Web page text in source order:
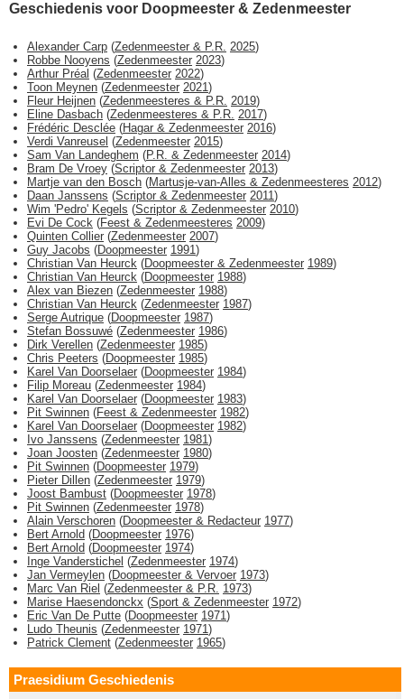
Geschiedenis voor Doopmeester & Zedenmeester
Alexander Carp (Zedenmeester & P.R. 2025)
Robbe Nooyens (Zedenmeester 2023)
Arthur Préal (Zedenmeester 2022)
Toon Meynen (Zedenmeester 2021)
Fleur Heijnen (Zedenmeesteres & P.R. 2019)
Eline Dasbach (Zedenmeesteres & P.R. 2017)
Frédéric Desclée (Hagar & Zedenmeester 2016)
Verdi Vanreusel (Zedenmeester 2015)
Sam Van Landeghem (P.R. & Zedenmeester 2014)
Bram De Vroey (Scriptor & Zedenmeester 2013)
Martje van den Bosch (Martusje-van-Alles & Zedenmeesteres 2012)
Daan Janssens (Scriptor & Zedenmeester 2011)
Wim 'Pedro' Kegels (Scriptor & Zedenmeester 2010)
Evi De Cock (Feest & Zedenmeesteres 2009)
Quinten Collier (Zedenmeester 2007)
Guy Jacobs (Doopmeester 1991)
Christian Van Heurck (Doopmeester & Zedenmeester 1989)
Christian Van Heurck (Doopmeester 1988)
Alex van Biezen (Zedenmeester 1988)
Christian Van Heurck (Zedenmeester 1987)
Serge Autrique (Doopmeester 1987)
Stefan Bossuwé (Zedenmeester 1986)
Dirk Verellen (Zedenmeester 1985)
Chris Peeters (Doopmeester 1985)
Karel Van Doorselaer (Doopmeester 1984)
Filip Moreau (Zedenmeester 1984)
Karel Van Doorselaer (Doopmeester 1983)
Pit Swinnen (Feest & Zedenmeester 1982)
Karel Van Doorselaer (Doopmeester 1982)
Ivo Janssens (Zedenmeester 1981)
Joan Joosten (Zedenmeester 1980)
Pit Swinnen (Doopmeester 1979)
Pieter Dillen (Zedenmeester 1979)
Joost Bambust (Doopmeester 1978)
Pit Swinnen (Zedenmeester 1978)
Alain Verschoren (Doopmeester & Redacteur 1977)
Bert Arnold (Doopmeester 1976)
Bert Arnold (Doopmeester 1974)
Inge Vanderstichel (Zedenmeester 1974)
Jan Vermeylen (Doopmeester & Vervoer 1973)
Marc Van Riel (Zedenmeester & P.R. 1973)
Marise Haesendonckx (Sport & Zedenmeester 1972)
Eric Van De Putte (Doopmeester 1971)
Ludo Theunis (Zedenmeester 1971)
Patrick Clement (Zedenmeester 1965)
Praesidium Geschiedenis